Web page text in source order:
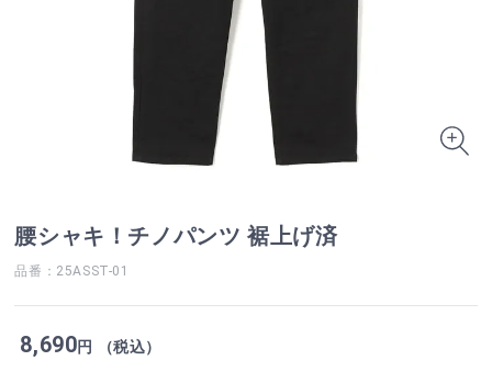
腰シャキ！チノパンツ 裾上げ済
品番：25ASST-01
8,690円 （税込）